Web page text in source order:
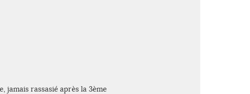
jamais rassasié après la 3ème